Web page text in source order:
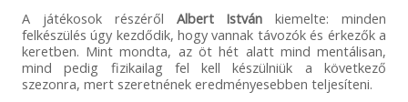
A játékosok részéről Albert István kiemelte: minden
felkészülés úgy kezdődik, hogy vannak távozók és érkezők a
keretben. Mint mondta, az öt hét alatt mind mentálisan,
mind pedig fizikailag fel kell készülniük a következő
szezonra, mert szeretnének eredményesebben teljesíteni.